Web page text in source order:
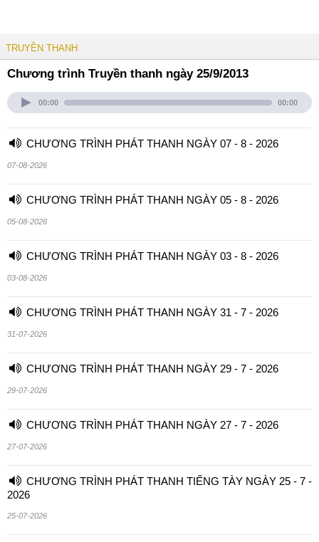
TRUYỀN THANH
Chương trình Truyền thanh ngày 25/9/2013
00:00 00:00
CHƯƠNG TRÌNH PHÁT THANH NGÀY 07 - 8 - 2026
07-08-2026
CHƯƠNG TRÌNH PHÁT THANH NGÀY 05 - 8 - 2026
05-08-2026
CHƯƠNG TRÌNH PHÁT THANH NGÀY 03 - 8 - 2026
03-08-2026
CHƯƠNG TRÌNH PHÁT THANH NGÀY 31 - 7 - 2026
31-07-2026
CHƯƠNG TRÌNH PHÁT THANH NGÀY 29 - 7 - 2026
29-07-2026
CHƯƠNG TRÌNH PHÁT THANH NGÀY 27 - 7 - 2026
27-07-2026
CHƯƠNG TRÌNH PHÁT THANH TIẾNG TÀY NGÀY 25 - 7 -
2026
25-07-2026